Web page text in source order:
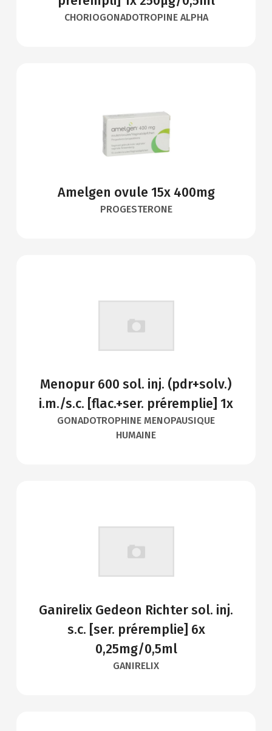
CHORIOGONADOTROPINE ALPHA
Amelgen ovule 15x 400mg
PROGESTERONE
Menopur 600 sol. inj. (pdr+solv.)
i.m./s.c. [flac.+ser. préremplie] 1x
GONADOTROPHINE MENOPAUSIQUE
HUMAINE
Ganirelix Gedeon Richter sol. inj.
s.c. [ser. préremplie] 6x
0,25mg/0,5ml
GANIRELIX